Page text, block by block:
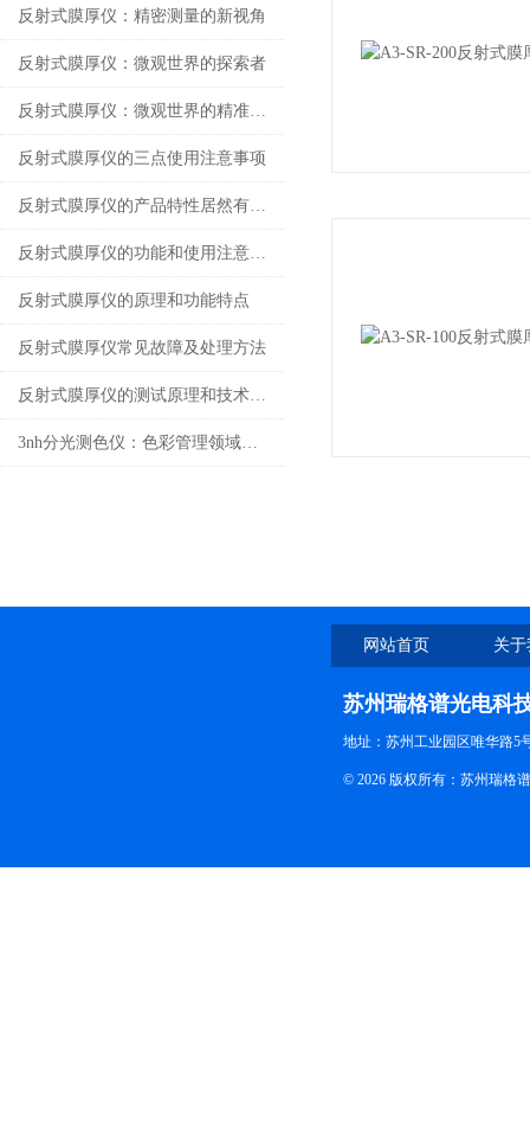
反射式膜厚仪：精密测量的新视角
反射式膜厚仪：微观世界的探索者
反射式膜厚仪：微观世界的精准测量者
反射式膜厚仪的三点使用注意事项
反射式膜厚仪的产品特性居然有这么多
反射式膜厚仪的功能和使用注意事项
反射式膜厚仪的原理和功能特点
反射式膜厚仪常见故障及处理方法
反射式膜厚仪的测试原理和技术功能说明
3nh分光测色仪：色彩管理领域的新锐先锋
网站首页 关
苏州瑞格谱光电科
地址：苏州工业园区唯华路5
© 2026 版权所有：苏州瑞格